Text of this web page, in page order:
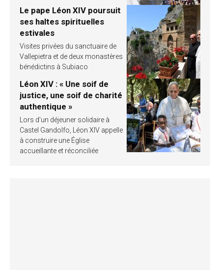
Le pape Léon XIV poursuit
ses haltes spirituelles
estivales
Visites privées du sanctuaire de
Vallepietra et de deux monastères
bénédictins à Subiaco
Léon XIV : « Une soif de
justice, une soif de charité
authentique »
Lors d’un déjeuner solidaire à
Castel Gandolfo, Léon XIV appelle
à construire une Église
accueillante et réconciliée